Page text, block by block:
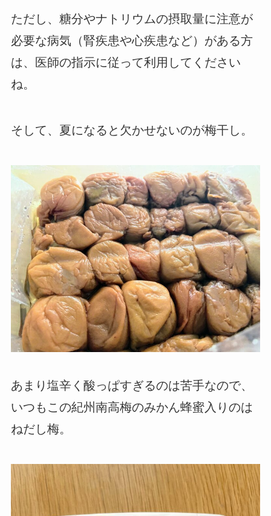
ただし、糖分やナトリウムの摂取量に注意が
必要な病気（腎疾患や心疾患など）がある方
は、医師の指示に従って利用してください
ね。
そして、夏になると欠かせないのが梅干し。
あまり塩辛く酸っぱすぎるのは苦手なので、
いつもこの紀州南高梅のみかん蜂蜜入りのは
ねだし梅。